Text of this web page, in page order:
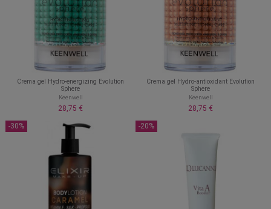
Crema gel Hydro-energizing Evolution
Sphere
Keenwell
28,75 €
Crema gel Hydro-antioxidant Evolution
Sphere
Keenwell
28,75 €
-30% -20%